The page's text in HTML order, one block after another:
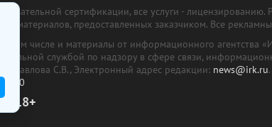
сертификации, все услуги -
материалов, предоставленных заказчиком. Все
том числе и материалы от информационного
службой по надзору в сфере связи,
— Павлова С.В., Электронный адрес редакции: news@irk.ru.
50
18+